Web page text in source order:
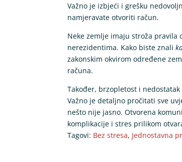
Važno je izbjeći i grešku
namjeravate otvoriti račun.
Neke zemlje imaju stroža
nerezidentima. Kako biste znali
zakonskim okvirom određene
računa.
Također, brzopletost i
Važno je detaljno pročitati sve
nešto nije jasno. Otvorena
komplikacije i stres prilikom
Tagovi: Bez stresa, Jednostavna